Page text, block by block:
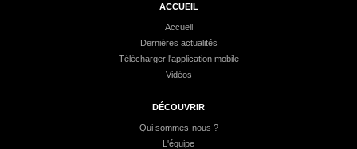
ACCUEIL
Accueil
Dernières actualités
Télécharger l'application mobile
Vidéos
DÉCOUVRIR
Qui sommes-nous ?
L'équipe